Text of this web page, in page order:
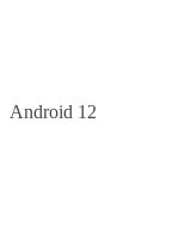
Android 12